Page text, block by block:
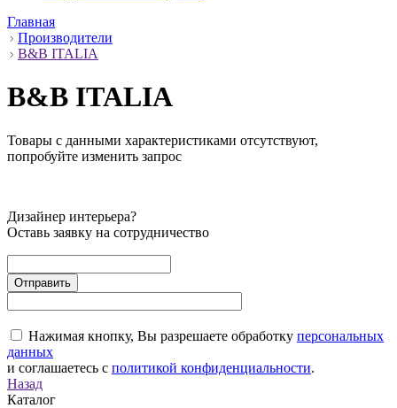
Главная
Производители
B&B ITALIA
B&B ITALIA
Товары с данными характеристиками отсутствуют,
попробуйте изменить запрос
Дизайнер интерьера?
Оставь заявку на сотрудничество
Нажимая кнопку, Вы разрешаете обработку персональных
данных
и соглашаетесь с политикой конфиденциальности.
Назад
Каталог